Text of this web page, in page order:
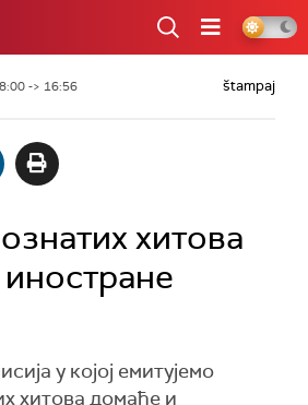
-> 16:56 štampaj
хитова
у којој емитујeмо
хитова домаће и